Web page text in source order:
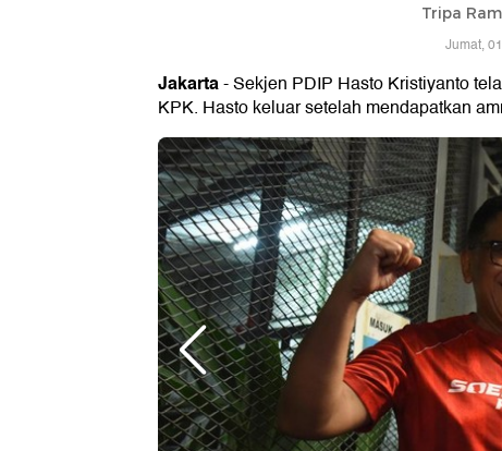
Tripa
Jumat,
Jakarta- Sekjen PDIP Hasto Kristiyanto
KPK. Hasto keluar setelah mendapatkan